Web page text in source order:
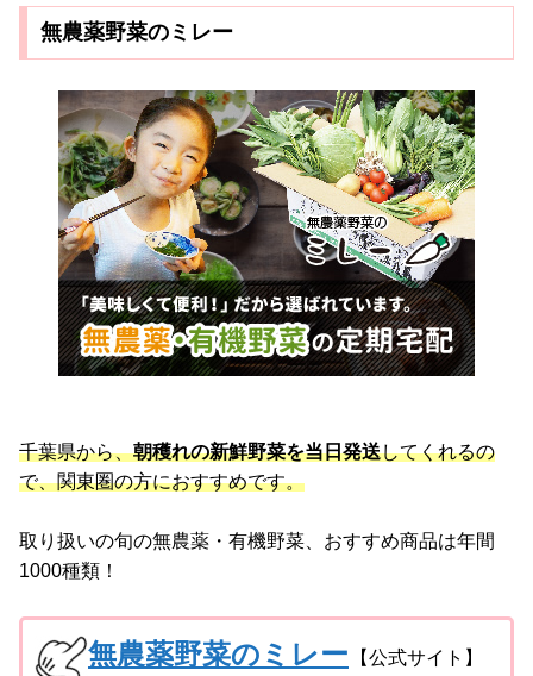
無農薬野菜のミレー
千葉県から、朝穫れの新鮮野菜を当日発送してくれるの
で、関東圏の方におすすめです。
取り扱いの旬の無農薬・有機野菜、おすすめ商品は年間
1000種類！
無農薬野菜のミレー 【公式サイト】